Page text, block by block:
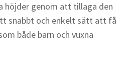
höjder genom att tillaga den
snabbt och enkelt sätt att få
både barn och vuxna